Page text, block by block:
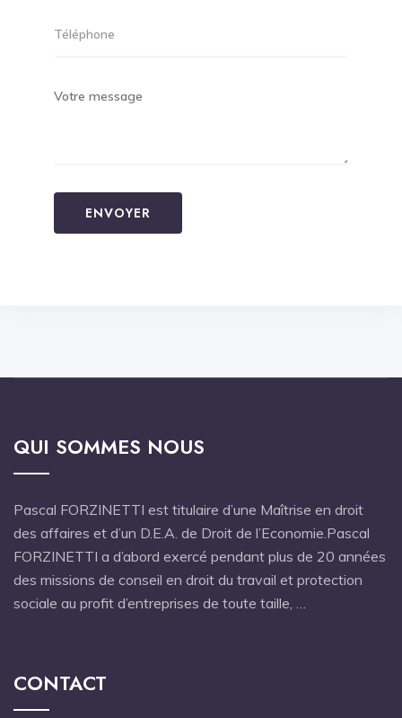
QUI SOMMES NOUS
Pascal FORZINETTI est titulaire d’une Maîtrise en droit
des affaires et d’un D.E.A. de Droit de l’Economie.Pascal
FORZINETTI a d’abord exercé pendant plus de 20 années
des missions de conseil en droit du travail et protection
sociale au profit d’entreprises de toute taille, …
CONTACT